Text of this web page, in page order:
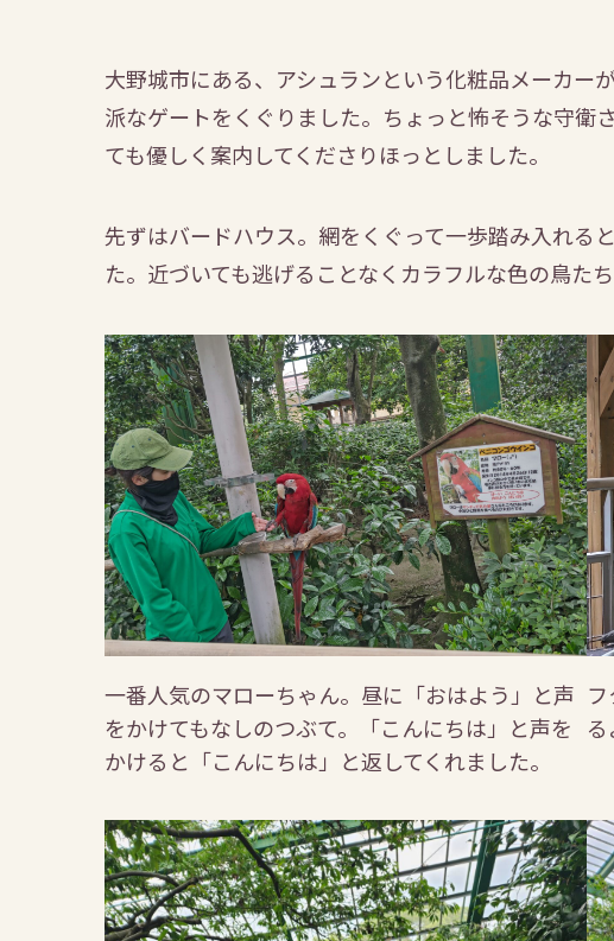
大野城市にある、アシュランという化粧品メーカー
派なゲートをくぐりました。ちょっと怖そうな守衛
ても優しく案内してくださりほっとしました。
先ずはバードハウス。網をくぐって一歩踏み入れる
た。近づいても逃げることなくカラフルな色の鳥た
一番人気のマローちゃん。昼に「おはよう」と声
をかけてもなしのつぶて。「こんにちは」と声を
かけると「こんにちは」と返してくれました。
る